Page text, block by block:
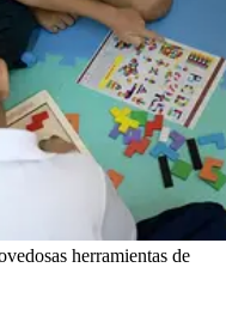
herramientas de